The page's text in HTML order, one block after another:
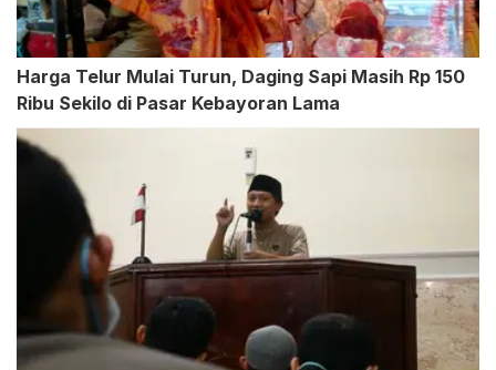
Harga Telur Mulai Turun, Daging Sapi Masih Rp 150
Ribu Sekilo di Pasar Kebayoran Lama